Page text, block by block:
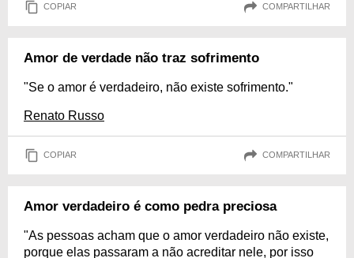
COPIAR COMPARTILHAR
Amor de verdade não traz sofrimento
"Se o amor é verdadeiro, não existe sofrimento."
Renato Russo
COPIAR COMPARTILHAR
Amor verdadeiro é como pedra preciosa
"As pessoas acham que o amor verdadeiro não existe,
porque elas passaram a não acreditar nele, por isso